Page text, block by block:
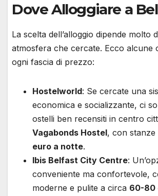
Dove Alloggiare a
La scelta dell’alloggio dipende molto
atmosfera che cercate. Ecco alcune
ogni fascia di prezzo:
Hostelworld: Se cercate una
economica e socializzante, ci
ostelli ben recensiti in centro
Vagabonds Hostel, con
euro a notte.
Ibis Belfast City Centre:
conveniente ma confortevole,
moderne e pulite a circa 60-80